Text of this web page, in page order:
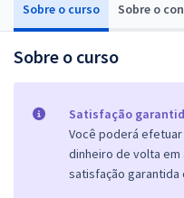
Sobre o curso Sobre o
Sobre o curso
Satisfação
Você poderá
dinheiro de volta em
satisfação garantida